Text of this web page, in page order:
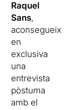
Raquel
Sans,
aconsegueix
en
exclusiva
una
entrevista
pòstuma
amb el